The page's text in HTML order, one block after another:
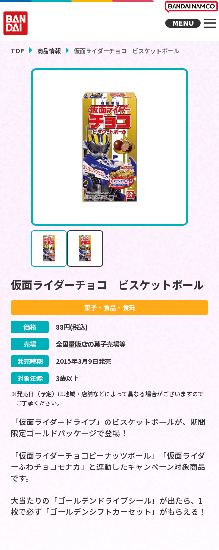
TOP 商品情報 仮面ライダーチョコ ビスケットボール
仮面ライダーチョコ ビスケットボール
菓子・食品・食玩
価格 88円(税込)
売場
全国量販店の菓子売場等
発売時期
2015年3月9日発売
対象年齢
3歳以上
※発売日（予定）は地域・店舗などによって異なる場合がございますので
ご了承ください。
「仮面ライダードライブ」のビスケットボールが、期間
限定ゴールドパッケージで登場！
「仮面ライダーチョコピーナッツボール」「仮面ライダ
ーふわチョコモナカ」と連動したキャンペーン対象商品
です。
大当たりの「ゴールデンドライブシール」が出たら、1
枚で必ず「ゴールデンシフトカーセット」がもらえる！